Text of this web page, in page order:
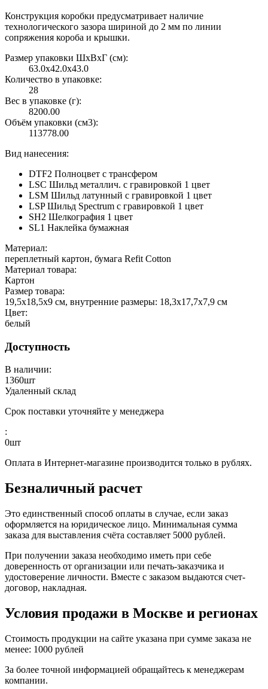
Конструкция коробки предусматривает наличие
технологического зазора шириной до 2 мм по линии
сопряжения короба и крышки.
Размер упаковки ШxВxГ (см):
63.0x42.0x43.0
Количество в упаковке:
28
Вес в упаковке (г):
8200.00
Объём упаковки (см3):
113778.00
Вид нанесения:
DTF2 Полноцвет с трансфером
LSC Шильд металлич. с гравировкой 1 цвет
LSM Шильд латунный с гравировкой 1 цвет
LSP Шильд Spectrum с гравировкой 1 цвет
SH2 Шелкография 1 цвет
SL1 Наклейка бумажная
Материал:
переплетный картон, бумага Refit Cotton
Материал товара:
Картон
Размер товара:
19,5х18,5х9 см, внутренние размеры: 18,3х17,7х7,9 см
Цвет:
белый
Доступность
В наличии:
1360шт
Удаленный склад
Срок поставки уточняйте у менеджера
:
0шт
Оплата в Интернет-магазине производится только в рублях.
Безналичный расчет
Это единственный способ оплаты в случае, если заказ
оформляется на юридическое лицо. Минимальная сумма
заказа для выставления счёта составляет 5000 рублей.
При получении заказа необходимо иметь при себе
доверенность от организации или печать-заказчика и
удостоверение личности. Вместе с заказом выдаются счет-
договор, накладная.
Условия продажи в Москве и регионах
Стоимость продукции на сайте указана при сумме заказа не
менее: 1000 рублей
За более точной информацией обращайтесь к менеджерам
компании.